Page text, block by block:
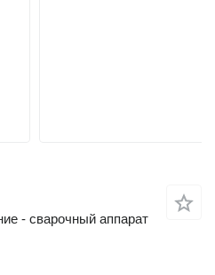
- сварочный аппарат